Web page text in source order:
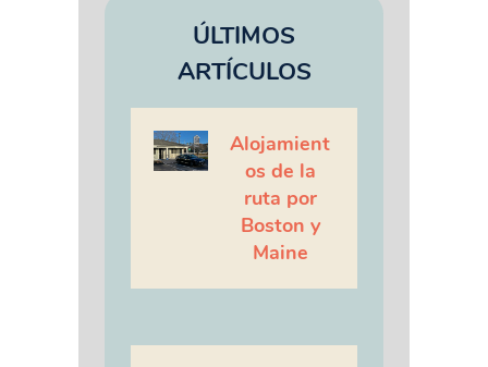
ÚLTIMOS
ARTÍCULOS
Alojamient
os de la
ruta por
Boston y
Maine